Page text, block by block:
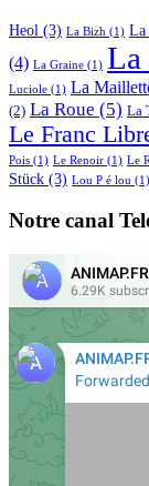
Heol (3) La Bizh (1) La
(4) La Graine (1) La
Luciole (1) La
(2) La Roue (5) La
Le Franc
Pois (1) Le Renoir (1) Le
Stück (3) Lou P é lou (1)
Notre canal